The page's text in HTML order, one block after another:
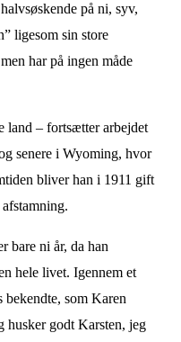
på ni, syv,
ligesom sin store
har på ingen måde
land – fortsætter arbejdet
senere i Wyoming, hvor
bliver han i 1911 gift
bare ni år, da han
hele livet. Igennem et
som Karen
husker godt Karsten, jeg